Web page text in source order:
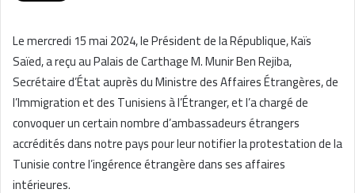
Le mercredi 15 mai 2024, le Président de la République, Kaïs
Saïed, a reçu au Palais de Carthage M. Munir Ben Rejiba,
Secrétaire d’État auprès du Ministre des Affaires Étrangères, de
l’Immigration et des Tunisiens à l’Étranger, et l’a chargé de
convoquer un certain nombre d’ambassadeurs étrangers
accrédités dans notre pays pour leur notifier la protestation de la
Tunisie contre l’ingérence étrangère dans ses affaires
intérieures.